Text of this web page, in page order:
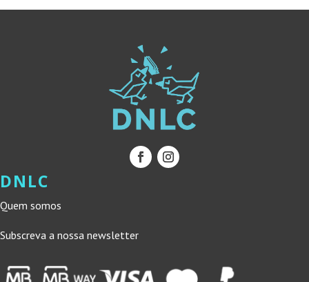
DNLC
Quem somos
Subscreva a nossa newsletter